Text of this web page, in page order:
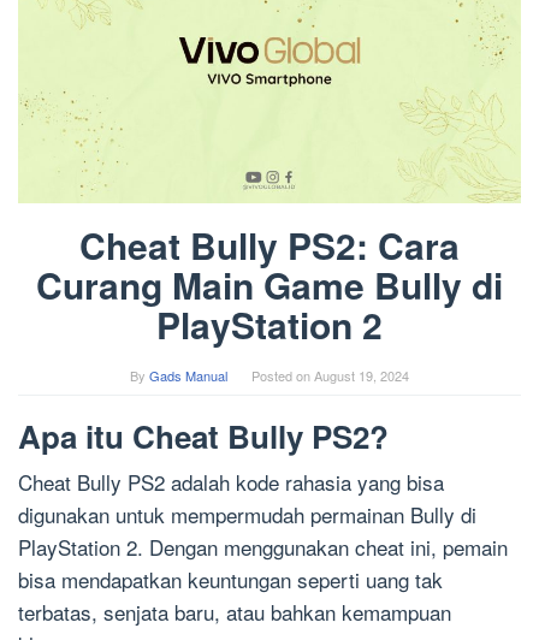
Cheat Bully PS2: Cara
Curang Main Game Bully di
PlayStation 2
By Gads Manual Posted onAugust 19, 2024
Apa itu Cheat Bully PS2?
Cheat Bully PS2 adalah kode rahasia yang bisa
digunakan untuk mempermudah permainan Bully di
PlayStation 2. Dengan menggunakan cheat ini, pemain
bisa mendapatkan keuntungan seperti uang tak
terbatas, senjata baru, atau bahkan kemampuan